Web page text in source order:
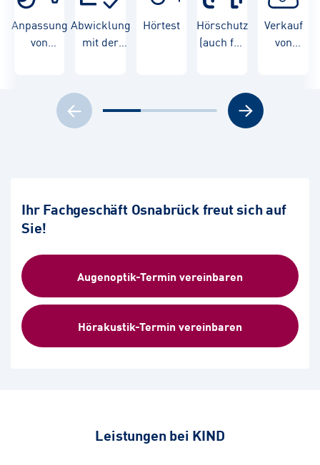
Anpassung
von
Abwicklung
mit der
Hörtest
Hörschutz
(auch für
Verkauf
von
Ihr Fachgeschäft Osnabrück freut sich auf
Sie!
Augenoptik-Termin vereinbaren
Hörakustik-Termin vereinbaren
Leistungen bei KIND